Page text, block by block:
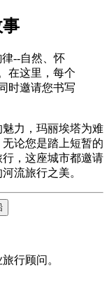
--自然、怀
在这里，每个
时邀请您书写
力，玛丽埃塔为难
论您是踏上短暂的
，这座城市都邀请
流旅行之美。
行顾问。